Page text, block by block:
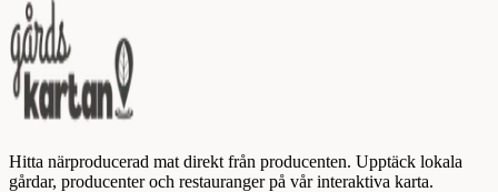
Hitta närproducerad mat direkt från producenten. Upptäck lokala
gårdar, producenter och restauranger på vår interaktiva karta.